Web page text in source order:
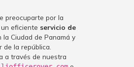
preocuparte por la
eficiente servicio de
la Ciudad de Panamá y
de la república.
a través de nuestra